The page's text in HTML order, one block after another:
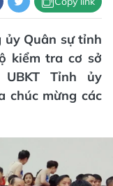
ủy Quân sự tỉnh
kiểm tra cơ sở
Tỉnh ủy
chúc mừng các